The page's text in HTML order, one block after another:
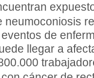
neumoconiosis
de
llegar a